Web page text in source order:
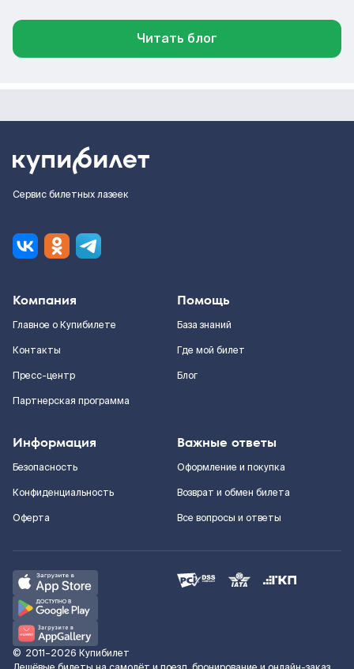
Читать блог
Сервис билетных лазеек
Компания
Главное о Купибилете
Контакты
Пресс-центр
Партнерская программа
Помощь
База знаний
Где мой билет
Блог
Информация
Безопасность
Конфиденциальность
Оферта
Важные ответы
Оформление и покупка
Возврат и обмен билета
Все вопросы и ответы
© 2011–2026 Купибилет